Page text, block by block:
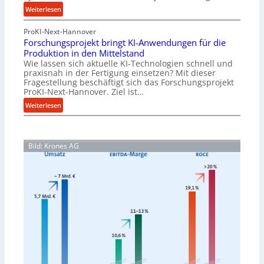
o
n
e
x
p
a
n
d
i
e
h
r
g
e
n
e
r
h
ö
e
n
Weiterlesen:
V
e
r
n
e
t
z
t
e
e
u
r
ProKI-Next-Hannover
Forschungsprojekt bringt KI-Anwendungen für die
Produktion in den Mittelstand
Wie lassen sich aktuelle KI-Technologien schnell und
praxisnah in der Fertigung einsetzen? Mit dieser
Fragestellung beschäftigt sich das Forschungsprojekt
ProKI-Next-Hannover. Ziel ist…
Weiterlesen:
F
r
s
u
Bild: Krones AG